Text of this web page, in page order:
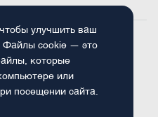
улучшить ваш
Файлы cookie — это
которые
или
посещении сайта.